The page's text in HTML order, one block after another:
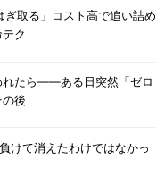
ぎ取る」コスト高で追い詰め
ク
れたら――ある日突然「ゼロ
後
けて消えたわけではなかっ